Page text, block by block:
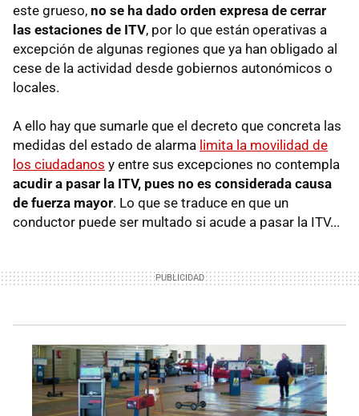
este grueso, no se ha dado orden expresa de cerrar
las estaciones de ITV, por lo que están operativas a
excepción de algunas regiones que ya han obligado al
cese de la actividad desde gobiernos autonómicos o
locales.
A ello hay que sumarle que el decreto que concreta las
medidas del estado de alarma limita la movilidad de
los ciudadanos y entre sus excepciones no contempla
acudir a pasar la ITV, pues no es considerada causa
de fuerza mayor. Lo que se traduce en que un
conductor puede ser multado si acude a pasar la ITV...